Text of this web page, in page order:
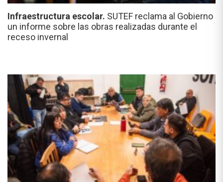
Infraestructura escolar. SUTEF reclama al Gobierno
un informe sobre las obras realizadas durante el
receso invernal